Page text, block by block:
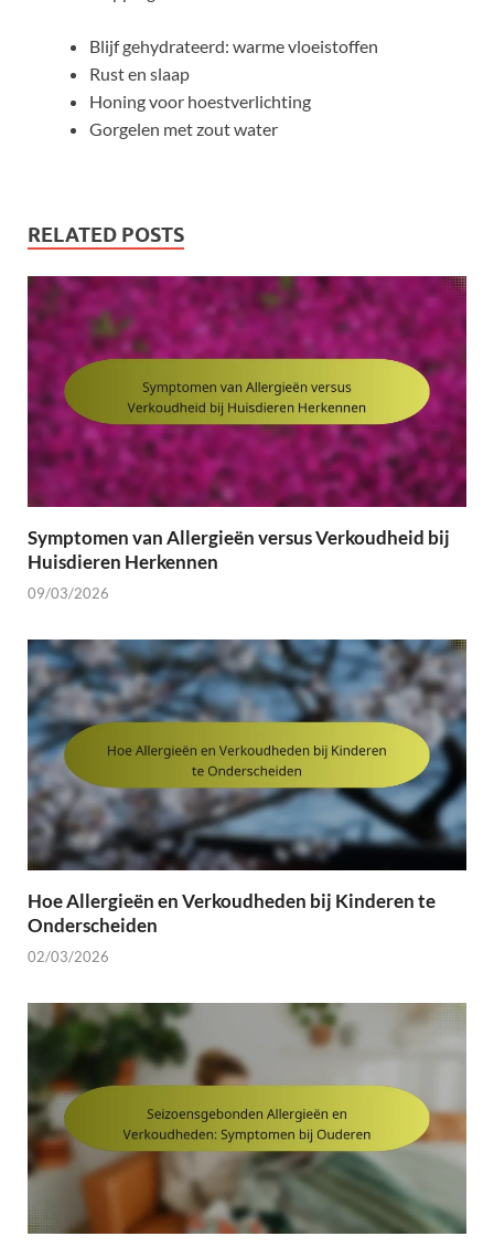
Blijf gehydrateerd: warme vloeistoffen
Rust en slaap
Honing voor hoestverlichting
Gorgelen met zout water
RELATED POSTS
Symptomen van Allergieën versus Verkoudheid bij
Huisdieren Herkennen
09/03/2026
Hoe Allergieën en Verkoudheden bij Kinderen te
Onderscheiden
02/03/2026